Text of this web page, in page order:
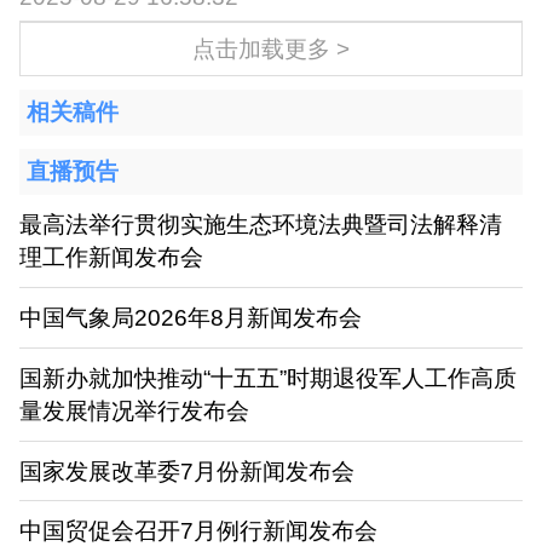
点击加载更多 >
相关稿件
直播预告
最高法举行贯彻实施生态环境法典暨司法解释清
理工作新闻发布会
中国气象局2026年8月新闻发布会
国新办就加快推动“十五五”时期退役军人工作高质
量发展情况举行发布会
国家发展改革委7月份新闻发布会
中国贸促会召开7月例行新闻发布会